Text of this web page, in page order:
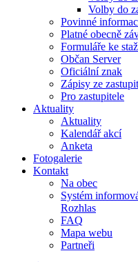
Volby do
Povinné
Platné obecně
Formuláře ke
Občan Server
Oficiální znak
Zápisy ze
Pro zastupitele
Aktuality
Aktuality
Kalendář akcí
Anketa
Fotogalerie
Kontakt
Na obec
Systém
Rozhlas
FAQ
Mapa webu
Partneři